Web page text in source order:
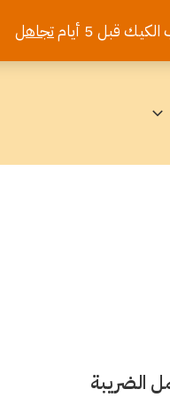
تجاهل
الضريبة